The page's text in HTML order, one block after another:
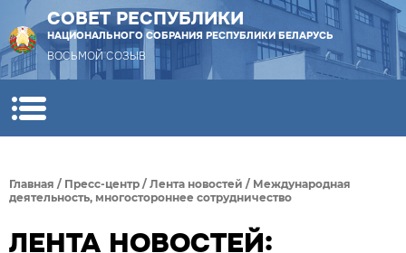
СОВЕТ РЕСПУБЛИКИ
НАЦИОНАЛЬНОГО СОБРАНИЯ РЕСПУБЛИКИ БЕЛАРУСЬ
ВОСЬМОЙ СОЗЫВ
Главная / Пресс-центр / Лента новостей / Международная
деятельность, многостороннее сотрудничество
ЛЕНТА НОВОСТЕЙ: